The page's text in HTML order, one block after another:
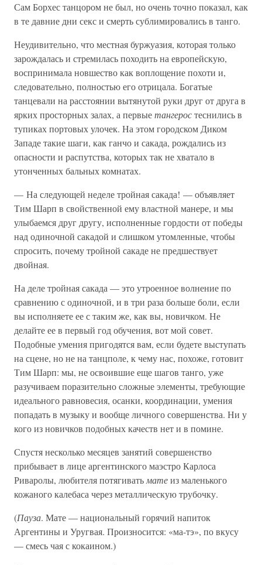
Сам Борхес танцором не был, но очень точно показал, как
в те давние дни секс и смерть сублимировались в танго.
Неудивительно, что местная буржуазия, которая только
зарождалась и стремилась походить на европейскую,
воспринимала новшество как воплощение похоти и,
следовательно, полностью его отрицала. Богатые
танцевали на расстоянии вытянутой руки друг от друга в
ярких просторных залах, а первыетангеростеснились в
тупиках портовых улочек. На этом городском Диком
Западе такие шаги, как ганчо и сакада, рождались из
опасности и распутства, которых так не хватало в
утонченных бальных комнатах.
— На следующей неделе тройная сакада! — объявляет
Тим Шарп в свойственной ему властной манере, и мы
улыбаемся друг другу, исполненные гордости от победы
над одиночной сакадой и слишком утомленные, чтобы
спросить, почему тройной сакаде не предшествует
двойная.
На деле тройная сакада — это утроенное волнение по
сравнению с одиночной, и в три раза больше боли, если
вы исполняете ее с таким же, как вы, новичком. Не
делайте ее в первый год обучения, вот мой совет.
Подобные умения пригодятся вам, если будете выступать
на сцене, но не на танцполе, к чему нас, похоже, готовит
Тим Шарп: мы, не освоившие еще шагов танго, уже
разучиваем поразительно сложные элементы, требующие
идеального равновесия, осанки, координации, умения
попадать в музыку и вообще личного совершенства. Ни у
кого из новичков подобных качеств нет и в помине.
Спустя несколько месяцев занятий совершенство
прибывает в лице аргентинского маэстро Карлоса
Риваролы, любителя потягивать матеиз маленького
кожаного калебаса через металлическую трубочку.
(Пауза. Мате — национальный горячий напиток
Аргентины и Уругвая. Произносится: «ма-тэ», по вкусу
— смесь чая с кокаином.)